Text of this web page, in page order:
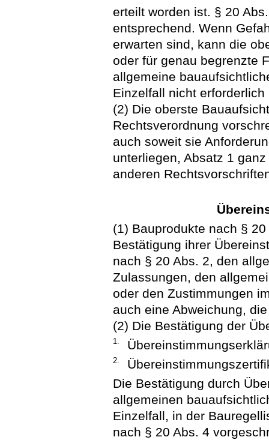
erteilt worden ist. § 20
entsprechend. Wenn
erwarten sind, kann die
oder für genau begrenzte
allgemeine
Einzelfall nicht erforderlich
(2) Die oberste
Rechtsverordnung
auch soweit sie
unterliegen, Absatz 1
anderen
(1) Bauprodukte nach §
Bestätigung ihrer
nach § 20 Abs. 2, den
Zulassungen, den
oder den Zustimmungen
auch eine Abweichung,
(2) Die Bestätigung der
1.
2.
Die Bestätigung durch
allgemeinen
Einzelfall, in der
nach § 20 Abs. 4